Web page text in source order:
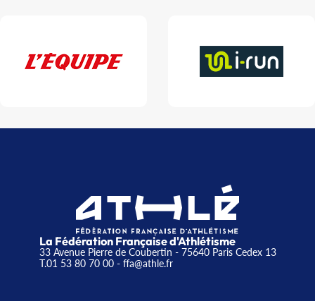
La Fédération Française d'Athlétisme
33 Avenue Pierre de Coubertin - 75640 Paris Cedex 13
T.01 53 80 70 00- ffa@athle.fr